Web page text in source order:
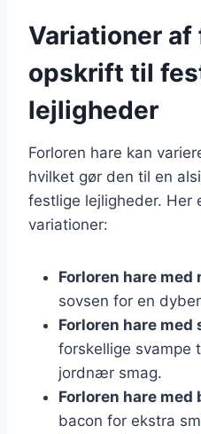
Variationer af
opskrift til
lejligheder
Forloren hare kan
hvilket gør den til en
festlige lejligheder. Her
variationer:
Forloren hare med
sovsen for en
Forloren hare med
forskellige svampe
jordnær smag.
Forloren hare med
bacon for ekstra